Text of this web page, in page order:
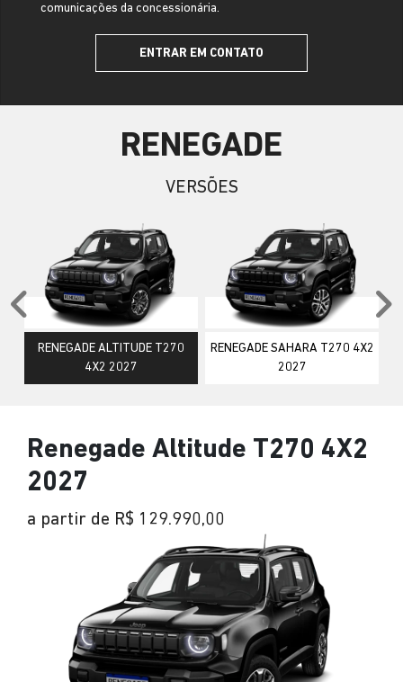
comunicações da concessionária.
ENTRAR EM CONTATO
RENEGADE
VERSÕES
RENEGADE ALTITUDE T270
4X2 2027
RENEGADE SAHARA T270 4X2
2027
Anterior
Renegade Altitude T270 4X2
2027
a partir de R$ 129.990,00